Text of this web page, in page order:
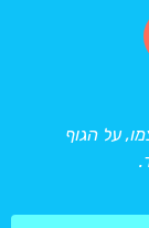
על הגוף